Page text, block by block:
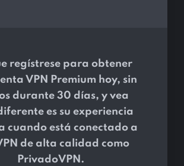
regístrese para obtener
VPN Premium hoy, sin
durante 30 días, y vea
es su experiencia
cuando está conectado a
de alta calidad como
PrivadoVPN.